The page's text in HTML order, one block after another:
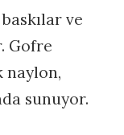
ve
Gofre
naylon,
sunuyor.